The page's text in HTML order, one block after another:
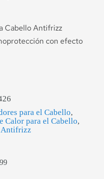
Cabello Antifrizz
con efecto
para el Cabello,
Calor para el Cabello,
Antifrizz